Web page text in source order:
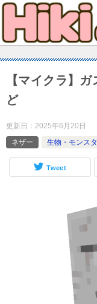
【マイクラ】
ど
更新日： 2025年6月20日
ネザー
生物・モンス
Tweet